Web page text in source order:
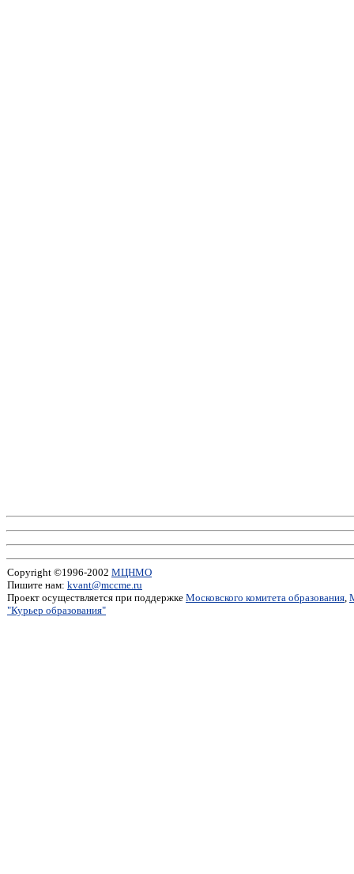
Copyright ©1996-2002 МЦНМО
Пишите нам: kvant@mccme.ru
Проект осуществляется при поддержке Московского комитета образования,
"Курьер образования"